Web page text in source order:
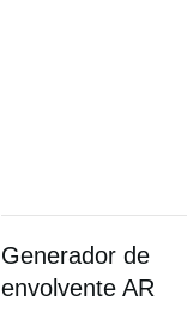
Generador de
envolvente AR